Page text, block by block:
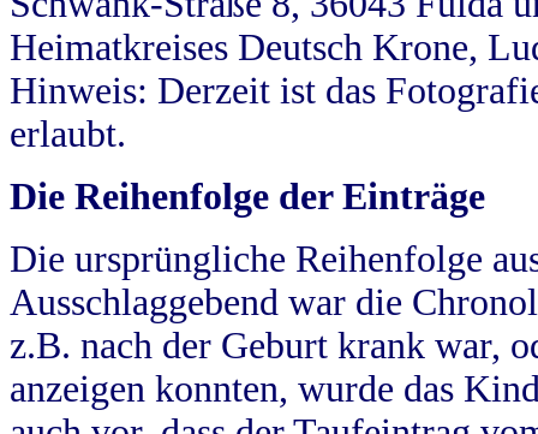
Heimatkreises Deutsch Krone,
Hinweis: Derzeit ist das
erlaubt.
Die Reihenfolge der Einträge
Die ursprüngliche Reihenfolge
Ausschlaggebend war die
z.B. nach der Geburt krank war,
anzeigen konnten, wurde das